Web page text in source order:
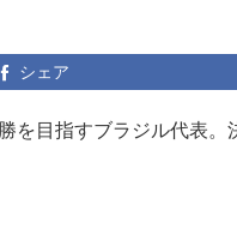
シェア
を目指すブラジル代表